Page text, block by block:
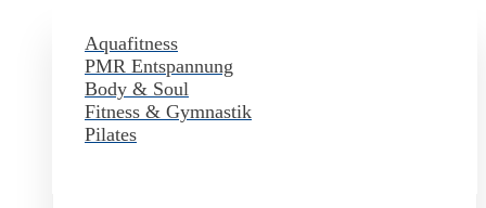
Aquafitness
PMR Entspannung
Body & Soul
Fitness & Gymnastik
Pilates